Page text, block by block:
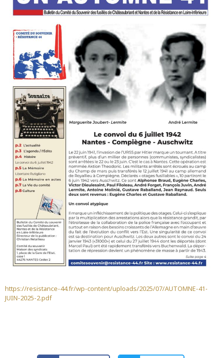
https://resistance-44.fr/wp-content/uploads/2025/07/AUTOMNE-41-
JUIN-2025-2.pdf